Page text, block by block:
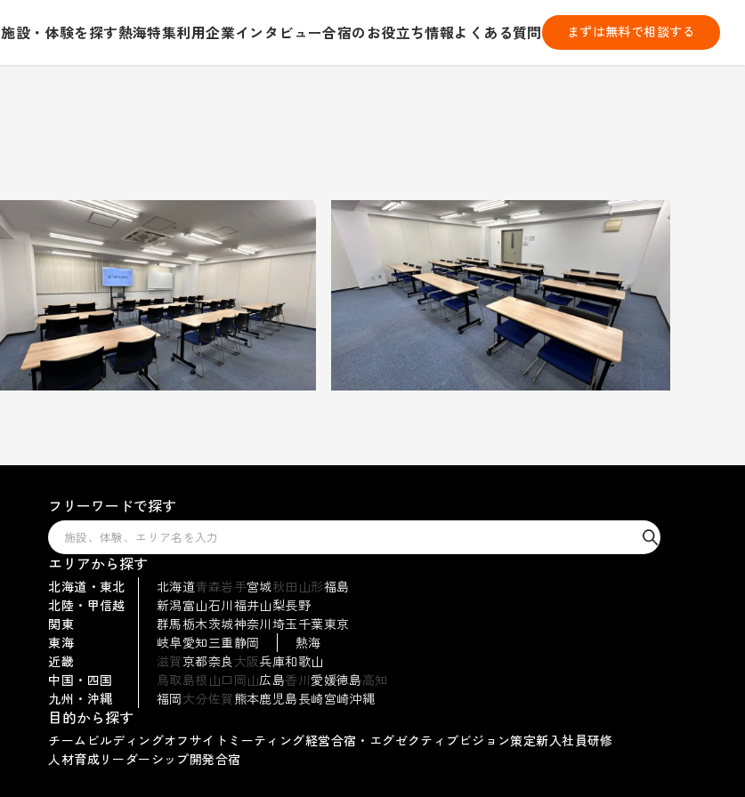
施設・体験を探す熱海特集利用企業インタビュー合宿のお役立ち情報よくある質問 まずは無料で相談する
フリーワードで探す
エリアから探す
北海道・東北 北海道青森岩手宮城秋田 山形福島
北陸・甲信越
新潟富山石川福井山梨長野
関東
群馬栃木茨城神奈川埼玉千葉東京
東海
岐阜愛知三重静岡
熱海
近畿
滋賀京都奈良 大阪兵庫和歌山
中国・四国
鳥取島根 山口 岡山広島香川愛媛徳島高知
九州・沖縄
福岡大分佐賀熊本鹿児島長崎宮崎沖縄
目的から探す
チームビルディングオフサイトミーティング経営合宿・エグゼクティブ ビジョン策定新入社員研修
人材育成リーダーシップ開発合宿